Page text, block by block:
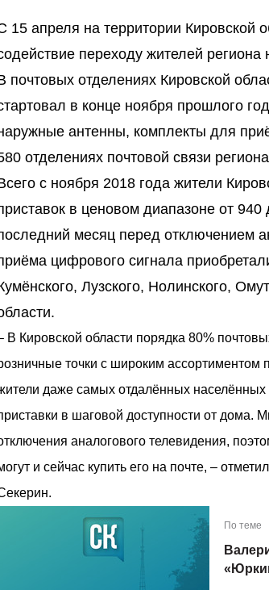
15 апреля на территории Кировской
переходу жителей
почтовых отделениях Кировской
в конце ноября прошлого
антенны, комплекты для
отделениях почтовой связи
с ноября 2018 года жители
в ценовом диапазоне от
месяц перед отключением
цифрового сигнала
Лузского, Нолинского,
В Кировской области порядка 80%
точки с широким ассортиментом
даже самых отдалённых
в шаговой доступности от
аналогового телевидения,
и сейчас купить его на почте, –
По теме